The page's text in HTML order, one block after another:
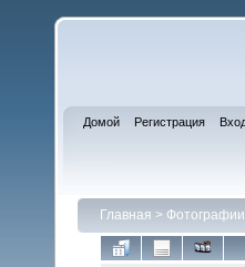
Домой Регистрация
Главная >